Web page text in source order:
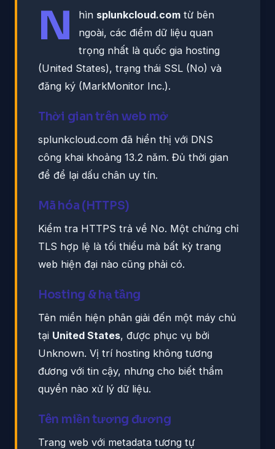
N hìn splunkcloud.com từ bên
ngoài, các điểm dữ liệu quan
trọng nhất là quốc gia hosting
(United States), trạng thái SSL (No) và
đăng ký (MarkMonitor Inc.).
Thời gian trên web mở
splunkcloud.com đã hiển thị với DNS
công khai khoảng 13.2 năm. Đủ thời gian
để để lại dấu chân uy tín.
Mã hóa (HTTPS)
Kiểm tra HTTPS trả về No. Một chứng chỉ
TLS hợp lệ là tối thiểu mà bất kỳ trang
web hiện đại nào cũng phải có.
Hosting & hạ tầng
Tên miền hiện phân giải đến một máy chủ
tại United States, được phục vụ bởi
Unknown. Vị trí hosting không tương
đương với tin cậy, nhưng cho biết thẩm
quyền nào xử lý dữ liệu.
Tên miền tương đương
Trang web với metadata tương tự